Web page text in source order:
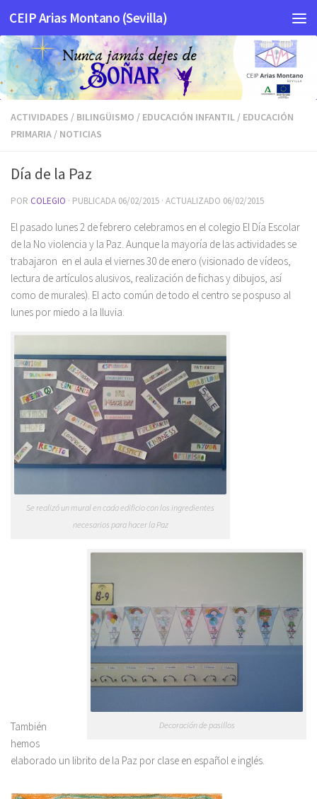
Saltar al contenido
CEIP Arias Montano (Sevilla)
ACTIVIDADES / BILINGÜISMO / EDUCACIÓN INFANTIL / EDUCACIÓN
PRIMARIA / NOTICIAS
Día de la Paz
POR COLEGIO · PUBLICADA 06/02/2015 · ACTUALIZADO 06/02/2015
El pasado lunes 2 de febrero celebramos en el colegio El Día Escolar
de la No violencia y la Paz. Aunque la mayoría de las actividades se
trabajaron en el aula el viernes 30 de enero (visionado de vídeos,
lectura de artículos alusivos, realización de fichas y dibujos, así
como de murales). El acto común de todo el centro se pospuso al
lunes por miedo a la lluvia.
Se realizó un mural en cada edificio con los ingredientes
necesarios para hacer la Paz
Decoración de pasillos
También
hemos
elaborado un librito de la Paz por clase en español e inglés.